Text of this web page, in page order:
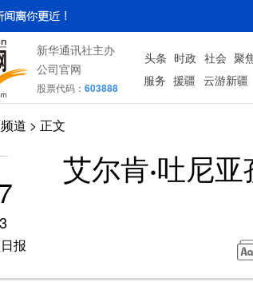
新华通讯社主办
公司官网
股票代码： 603888
头条 时政 社会 聚
服务 援疆 云游新疆
道 > 正文
报
艾尔肯·吐尼